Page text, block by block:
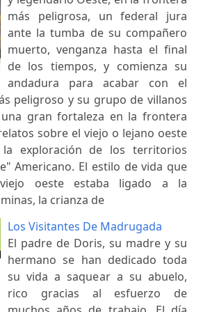
más peligrosa, un federal jura
ante la tumba de su compañero
muerto, venganza hasta el final
de los tiempos, y comienza su
andadura para acabar con el
peligroso y su grupo de villanos
gran fortaleza en la frontera
sobre el viejo o lejano oeste
exploración de los territorios
Americano. El estilo de vida que
oeste estaba ligado a la
la crianza de
Los Visitantes De Madrugada
El padre de Doris, su madre y su
hermano se han dedicado toda
su vida a saquear a su abuelo,
rico gracias al esfuerzo de